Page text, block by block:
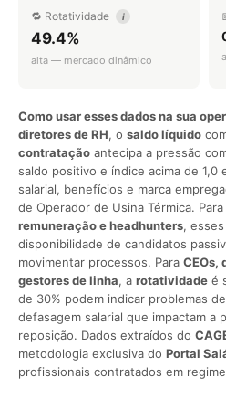
🔁 Rotatividade i
49.4%
alta — mercado dinâmico
Como usar esses dados na sua
diretores de RH, o saldo líquido
contratação antecipa a pressão
saldo positivo e índice acima de 1,0
salarial, benefícios e marca
de Operador de Usina Térmica. Para
remuneração e headhunters,
disponibilidade de candidatos
movimentar processos. Para CEOs,
gestores de linha, a rotatividade é
de 30% podem indicar problemas
defasagem salarial que impactam a
reposição. Dados extraídos do
metodologia exclusiva do Portal
profissionais contratados em regime